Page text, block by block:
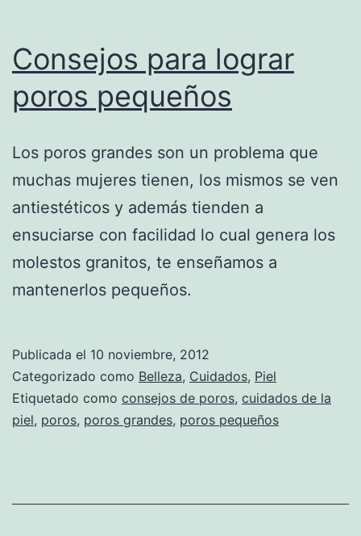
Consejos para lograr
poros pequeños
Los poros grandes son un problema que
muchas mujeres tienen, los mismos se ven
antiestéticos y además tienden a
ensuciarse con facilidad lo cual genera los
molestos granitos, te enseñamos a
mantenerlos pequeños.
Publicada el 10 noviembre, 2012
Categorizado como Belleza, Cuidados, Piel
Etiquetado como consejos de poros, cuidados de la
piel, poros, poros grandes, poros pequeños